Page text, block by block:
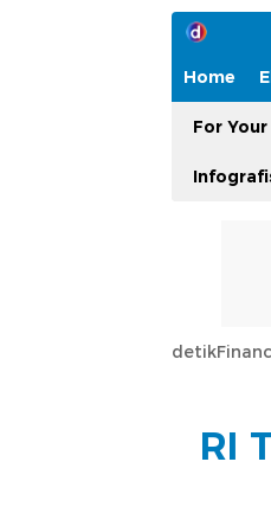
Home
For
RI